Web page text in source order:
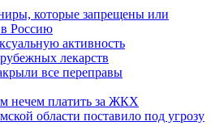
которые запрещены или
Россию
активность
лекарств
все переправы
нечем платить за ЖКХ
области поставило под угрозу